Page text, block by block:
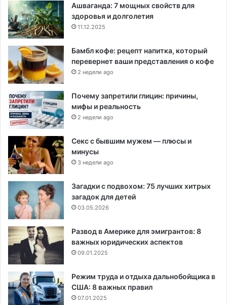
Ашваганда: 7 мощных свойств для
здоровья и долголетия
11.12.2025
Бамбл кофе: рецепт напитка, который
перевернет ваши представления о кофе
2 недели ago
Почему запретили глицин: причины,
мифы и реальность
2 недели ago
Секс с бывшим мужем — плюсы и
минусы
3 недели ago
Загадки с подвохом: 75 лучших хитрых
загадок для детей
03.05.2026
Развод в Америке для эмигрантов: 8
важных юридических аспектов
09.01.2025
Режим труда и отдыха дальнобойщика в
США: 8 важных правил
07.01.2025